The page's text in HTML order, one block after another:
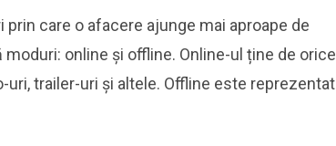
care o afacere ajunge mai aproape de
online și offline. Online-ul ține de orice
trailer-uri și altele. Offline este reprezentat